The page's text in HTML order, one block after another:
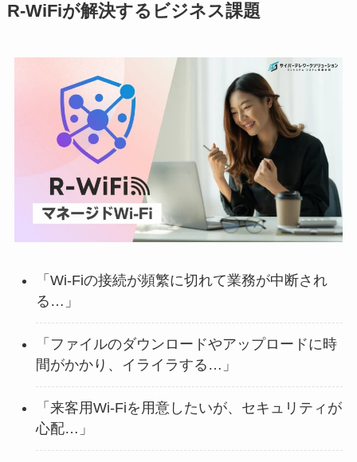
R-WiFiが解決するビジネス課題
「Wi-Fiの接続が頻繁に切れて業務が中断され
る…」
「ファイルのダウンロードやアップロードに時
間がかかり、イライラする…」
「来客用Wi-Fiを用意したいが、セキュリティが
心配…」